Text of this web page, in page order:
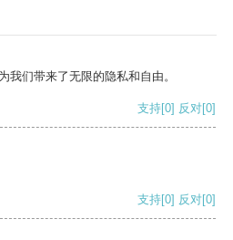
我们带来了无限的隐私和自由。
支持[0] 反对[0]
支持[0] 反对[0]